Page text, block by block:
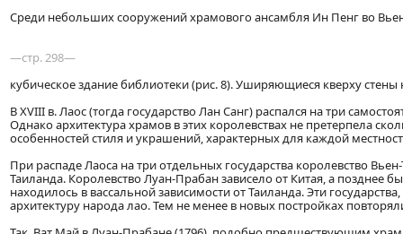
Среди небольших сооружений храмового ансамбля Ин Пенг во
—стр. 298—
кубическое здание библиотеки (рис. 8). Уширяющиеся кверху
В XVIII в. Лаос (тогда государство Лан Санг) распался на три
Однако архитектура храмов в этих королевствах не претерпела
особенностей стиля и украшений, характерных для каждой
При распаде Лаоса на три отдельных государства королевство
Таиланда. Королевство Луан-Прабан зависело от Китая, а позднее
находилось в вассальной зависимости от Таиланда. Эти
архитектуру народа лао. Тем не менее в новых постройках